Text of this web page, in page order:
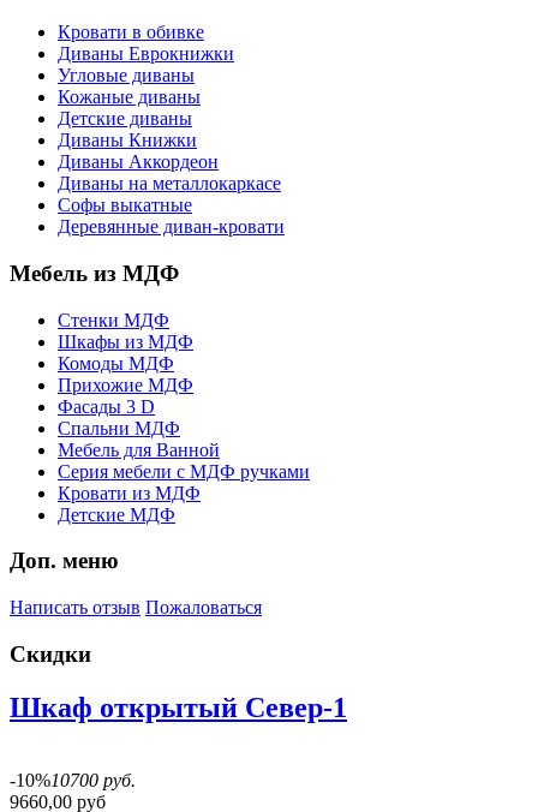
Кровати в обивке
Диваны Еврокнижки
Угловые диваны
Кожаные диваны
Детские диваны
Диваны Книжки
Диваны Аккордеон
Диваны на металлокаркасе
Софы выкатные
Деревянные диван-кровати
Мебель из МДФ
Стенки МДФ
Шкафы из МДФ
Комоды МДФ
Прихожие МДФ
Фасады 3 D
Спальни МДФ
Мебель для Ванной
Серия мебели с МДФ ручками
Кровати из МДФ
Детские МДФ
Доп. меню
Написать отзыв Пожаловаться
Скидки
Шкаф открытый Север-1
-10%10700 руб.
9660,00 руб